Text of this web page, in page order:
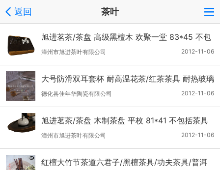
返回 茶叶
旭进茗茶/茶盘 高级黑檀木 欢聚一堂 83*45 不包
括茶具
2012-11-06
漳州市旭进茶叶有限公司
大号防滑双耳套杯 耐高温花茶/红茶茶具 耐热玻璃
茶具整套套装
2012-11-06
德化县佳年华陶瓷有限公司
旭进茗茶/茶盘 木制茶盘 平枚 81*41 不包括茶具
2012-11-06
漳州市旭进茶叶有限公司
红檀大竹节茶道六君子/黑檀茶具/功夫茶具/普洱